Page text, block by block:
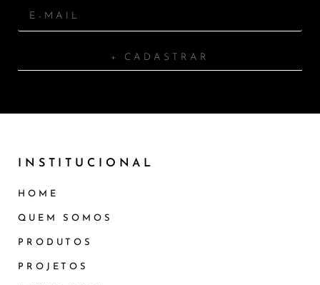
+ CADASTRAR
INSTITUCIONAL
HOME
QUEM SOMOS
PRODUTOS
PROJETOS